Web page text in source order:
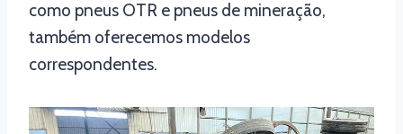
como pneus OTR e pneus de mineração,
também oferecemos modelos
correspondentes.